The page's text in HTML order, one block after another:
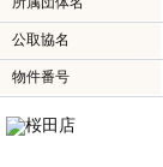
公取協名
物件番号